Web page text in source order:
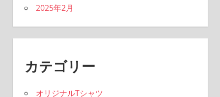
2025年2月
カテゴリー
オリジナルTシャツ